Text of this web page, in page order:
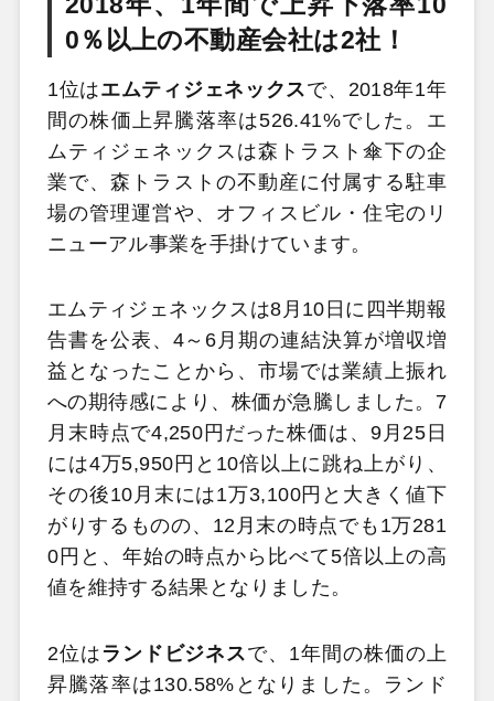
0％以上の不動産会社は2社！
1位はエムティジェネックスで、2018年1年
間の株価上昇騰落率は526.41%でした。エ
ムティジェネックスは森トラスト傘下の企
業で、森トラストの不動産に付属する駐車
場の管理運営や、オフィスビル・住宅のリ
ニューアル事業を手掛けています。
エムティジェネックスは8月10日に四半期報
告書を公表、4～6月期の連結決算が増収増
益となったことから、市場では業績上振れ
への期待感により、株価が急騰しました。7
月末時点で4,250円だった株価は、9月25日
には4万5,950円と10倍以上に跳ね上がり、
その後10月末には1万3,100円と大きく値下
がりするものの、12月末の時点でも1万281
0円と、年始の時点から比べて5倍以上の高
値を維持する結果となりました。
2位は ランドビジネスで、1年間の株価の上
昇騰落率は130.58%となりました。ランド